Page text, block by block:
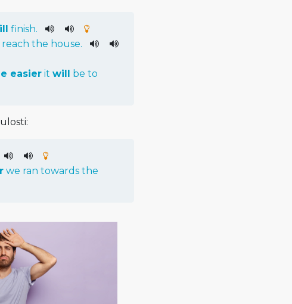
finish.
reach the house.
easier it will be to
we ran towards the